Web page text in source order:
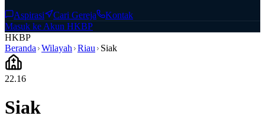
Aspirasi Cari Gereja
Kontak
Masuk ke Akun HKBP
HKBP
Beranda Wilayah Riau Siak
22.16
Siak